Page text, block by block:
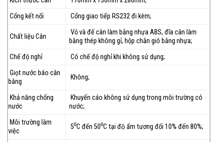
Cổng kết nối
Cổng giao tiếp RS232 đi kèm;
Chất liệu Cân
Vỏ và đế cân làm bằng nhựa ABS, đĩa cân làm
bằng thép không gỉ, hộp chắn gió bằng nhựa;
Chế độ nghỉ
Có chế độ nghỉ khi không sử dụng;
Giọt nước báo cân
bằng
Không;
Khả năng chống
nước
Khuyến cáo không sử dụng trong môi trường có
nước;
Môi trường làm
việc
5⁰C đến 50⁰C tại độ ẩm tương đối 10% đến 80%;